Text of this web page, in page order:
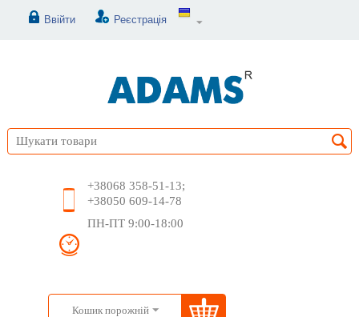
Ввійти Реєстрація
+38068 358-51-13;
+38050 609-14-78
ПН-ПТ 9:00-18:00
Кошик порожній